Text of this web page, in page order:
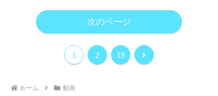
次のページ
1 2 19 次
ホーム 動画